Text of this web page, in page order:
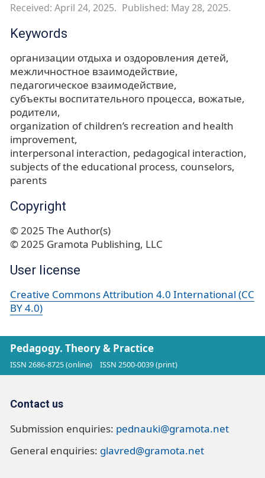
Received: April 24, 2025. Published: May 28, 2025.
Keywords
организации отдыха и оздоровления детей
межличностное взаимодействие
педагогическое взаимодействие
субъекты воспитательного процесса вожатые
родители
organization of children’s recreation and health
improvement
interpersonal interaction pedagogical interaction
subjects of the educational process counselors
parents
Copyright
© 2025 The Author(s)
© 2025 Gramota Publishing, LLC
User license
Creative Commons Attribution 4.0 International (CC
BY 4.0)
Pedagogy. Theory & Practice
ISSN 2686-8725 (online) ISSN 2500-0039 (print)
Contact us
Submission enquiries: pednauki@gramota.net
General enquiries: glavred@gramota.net